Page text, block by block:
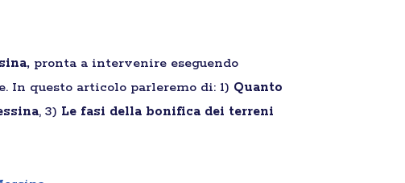
pronta a intervenire eseguendo
In questo articolo parleremo di: 1) Quanto
, 3) Le fasi della bonifica dei terreni